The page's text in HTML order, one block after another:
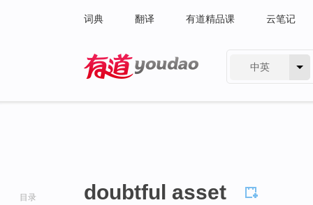
词典 翻译 有道精品课 云笔记
中英
目录 doubtful asset